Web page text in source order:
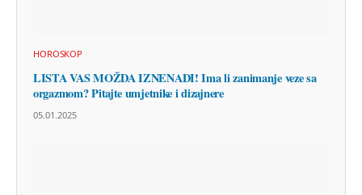
HOROSKOP
LISTA VAS MOŽDA IZNENADI! Ima li zanimanje veze sa
orgazmom? Pitajte umjetnike i dizajnere
05.01.2025